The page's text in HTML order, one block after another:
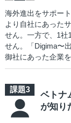
海外進出をサポー
より自社にあった
せん。一方で、1社
せん。「Digima〜
御社にあった企業
ベトナ
が知り